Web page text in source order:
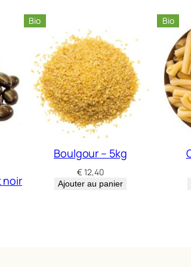
noir
Bio
Boulgour – 5kg
€12,40
Ajouter au panier
Bio